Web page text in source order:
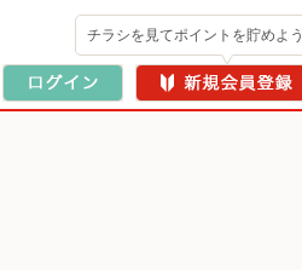
チラシを見てポイントを貯めよう